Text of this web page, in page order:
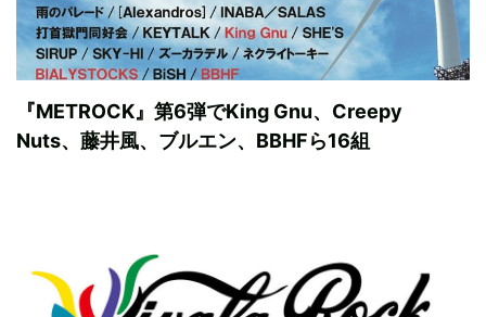
『METROCK』第6弾でKing Gnu、Creepy
Nuts、藤井風、ブルエン、BBHFら16組